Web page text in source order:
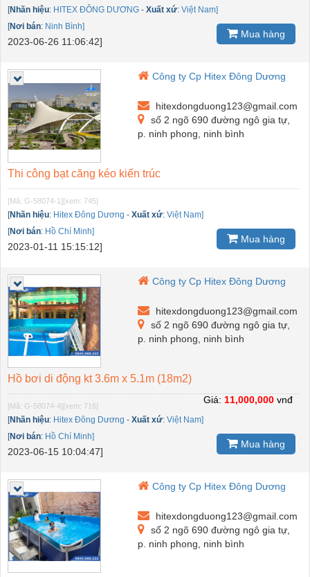
[Nhãn hiệu: HITEX ĐÔNG DƯƠNG - Xuất xứ: Việt Nam]
[Nơi bán: Ninh Bình]
2023-06-26 11:06:42]
Mua hàng
Công ty Cp Hitex Đông Dương
hitexdongduong123@gmail.com
số 2 ngõ 690 đường ngô gia tự,
p. ninh phong, ninh bình
Thi công bạt căng kéo kiến trúc
[Mã: G-58074-1] [xem: 745]
[Nhãn hiệu: Hitex Đông Dương - Xuất xứ: Việt Nam]
[Nơi bán: Hồ Chí Minh]
2023-01-11 15:15:12]
Mua hàng
Công ty Cp Hitex Đông Dương
hitexdongduong123@gmail.com
số 2 ngõ 690 đường ngô gia tự,
p. ninh phong, ninh bình
Hồ bơi di động kt 3.6m x 5.1m (18m2)
[Mã: G-58074-4] [xem: 716]
[Nhãn hiệu: Hitex Đông Dương - Xuất xứ: Việt Nam]
[Nơi bán: Hồ Chí Minh]
2023-06-15 10:04:47]
Giá: 11,000,000 vnđ
Mua hàng
Công ty Cp Hitex Đông Dương
hitexdongduong123@gmail.com
số 2 ngõ 690 đường ngô gia tự,
p. ninh phong, ninh bình